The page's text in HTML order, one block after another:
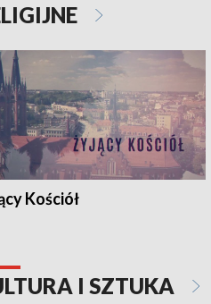
Kościół
I SZTUKA